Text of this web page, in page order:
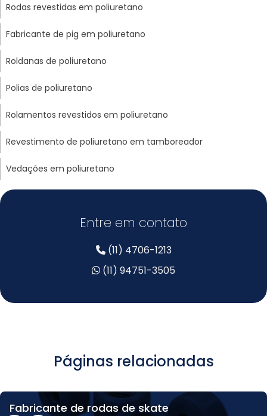
Rodas revestidas em poliuretano
Fabricante de pig em poliuretano
Roldanas de poliuretano
Polias de poliuretano
Rolamentos revestidos em poliuretano
Revestimento de poliuretano em tamboreador
Vedações em poliuretano
Entre em contato
(11) 4706-1213
(11) 94751-3505
Páginas relacionadas
Fabricante de rodas de skate